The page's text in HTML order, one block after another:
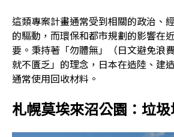
這類專案計畫通常受到相關的政治、
的驅動，而環保和都市規劃的影響在
要。秉持著「勿體無」（日文避免浪
就不匱乏」的理念，日本在造陸、建
通常使用回收材料。
札幌莫埃來沼公園：垃